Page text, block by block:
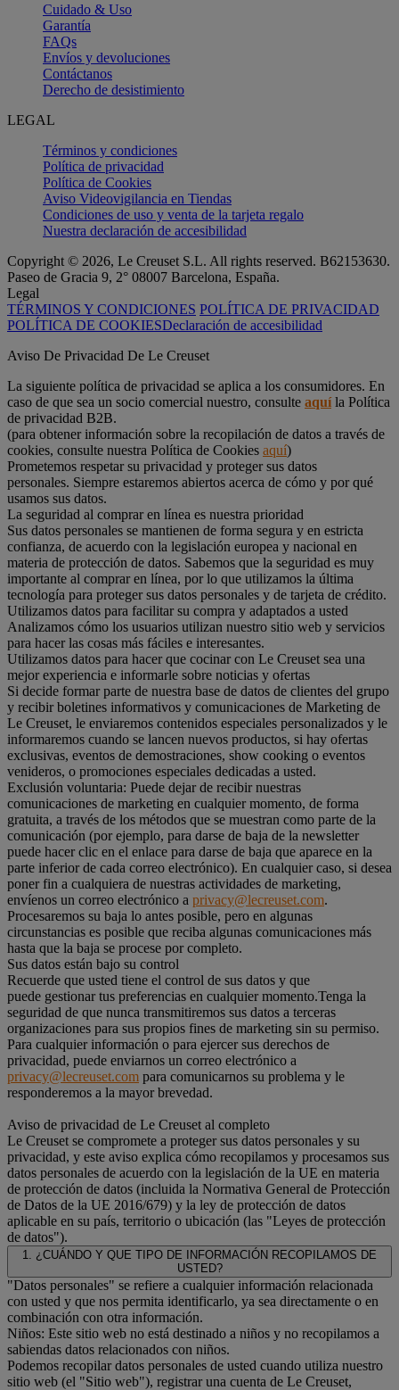
Cuidado & Uso
Garantía
FAQs
Envíos y devoluciones
Contáctanos
Derecho de desistimiento
LEGAL
Términos y condiciones
Política de privacidad
Política de Cookies
Aviso Videovigilancia en Tiendas
Condiciones de uso y venta de la tarjeta regalo
Nuestra declaración de accesibilidad
Copyright © 2026, Le Creuset S.L. All rights reserved. B62153630.
Paseo de Gracia 9, 2° 08007 Barcelona, España.
Legal
TÉRMINOS Y CONDICIONES POLÍTICA DE PRIVACIDAD
POLÍTICA DE COOKIESDeclaración de accesibilidad
Aviso De Privacidad De Le Creuset
La siguiente política de privacidad se aplica a los consumidores. En
caso de que sea un socio comercial nuestro, consulte aquíla Política
de privacidad B2B.
(para obtener información sobre la recopilación de datos a través de
cookies, consulte nuestra Política de Cookies aquí)
Prometemos respetar su privacidad y proteger sus datos
personales. Siempre estaremos abiertos acerca de cómo y por qué
usamos sus datos.
La seguridad al comprar en línea es nuestra prioridad
Sus datos personales se mantienen de forma segura y en estricta
confianza, de acuerdo con la legislación europea y nacional en
materia de protección de datos. Sabemos que la seguridad es muy
importante al comprar en línea, por lo que utilizamos la última
tecnología para proteger sus datos personales y de tarjeta de crédito.
Utilizamos datos para facilitar su compra y adaptados a usted
Analizamos cómo los usuarios utilizan nuestro sitio web y servicios
para hacer las cosas más fáciles e interesantes.
Utilizamos datos para hacer que cocinar con Le Creuset sea una
mejor experiencia e informarle sobre noticias y ofertas
Si decide formar parte de nuestra base de datos de clientes del grupo
y recibir boletines informativos y comunicaciones de Marketing de
Le Creuset, le enviaremos contenidos especiales personalizados y le
informaremos cuando se lancen nuevos productos, si hay ofertas
exclusivas, eventos de demostraciones, show cooking o eventos
venideros, o promociones especiales dedicadas a usted.
Exclusión voluntaria: Puede dejar de recibir nuestras
comunicaciones de marketing en cualquier momento, de forma
gratuita, a través de los métodos que se muestran como parte de la
comunicación (por ejemplo, para darse de baja de la newsletter
puede hacer clic en el enlace para darse de baja que aparece en la
parte inferior de cada correo electrónico). En cualquier caso, si desea
poner fin a cualquiera de nuestras actividades de marketing,
envíenos un correo electrónico a privacy@lecreuset.com.
Procesaremos su baja lo antes posible, pero en algunas
circunstancias es posible que reciba algunas comunicaciones más
hasta que la baja se procese por completo.
Sus datos están bajo su control
Recuerde que usted tiene el control de sus datos y que
puede gestionar tus preferencias en cualquier momento.Tenga la
seguridad de que nunca transmitiremos sus datos a terceras
organizaciones para sus propios fines de marketing sin su permiso.
Para cualquier información o para ejercer sus derechos de
privacidad, puede enviarnos un correo electrónico a
privacy@lecreuset.com para comunicarnos su problema y le
responderemos a la mayor brevedad.
Aviso de privacidad de Le Creuset al completo
Le Creuset se compromete a proteger sus datos personales y su
privacidad, y este aviso explica cómo recopilamos y procesamos sus
datos personales de acuerdo con la legislación de la UE en materia
de protección de datos (incluida la Normativa General de Protección
de Datos de la UE 2016/679) y la ley de protección de datos
aplicable en su país, territorio o ubicación (las "Leyes de protección
de datos").
1. ¿CUÁNDO Y QUE TIPO DE INFORMACIÓN RECOPILAMOS DE
USTED?
"Datos personales" se refiere a cualquier información relacionada
con usted y que nos permita identificarlo, ya sea directamente o en
combinación con otra información.
Niños: Este sitio web no está destinado a niños y no recopilamos a
sabiendas datos relacionados con niños.
Podemos recopilar datos personales de usted cuando utiliza nuestro
sitio web (el "Sitio web"), registrar una cuenta de Le Creuset,